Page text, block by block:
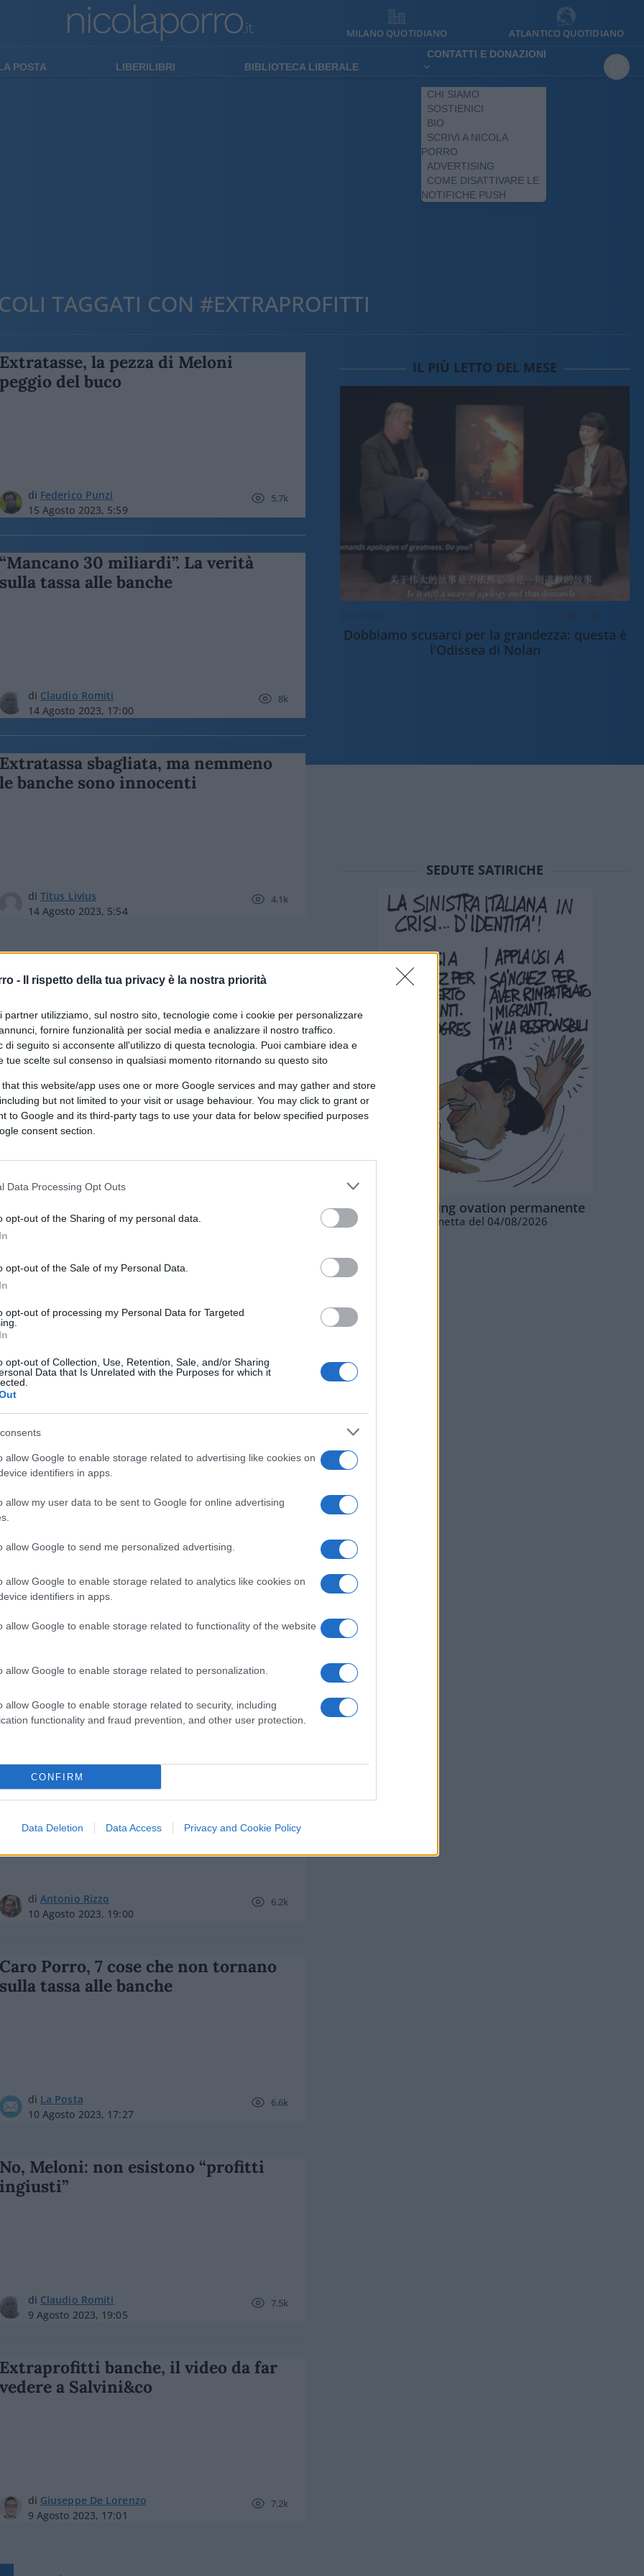
- Il rispetto della tua privacy è la nostra priorità
partner utilizziamo, sul nostro sito, tecnologie come i cookie per personalizzare
fornire funzionalità per social media e analizzare il nostro traffico.
di seguito si acconsente all'utilizzo di questa tecnologia. Puoi cambiare idea e
tue scelte sul consenso in qualsiasi momento ritornando su questo sito
that this website/app uses one or more Google services and may gather and store
but not limited to your visit or usage behaviour. You may click to grant or
to Google and its third-party tags to use your data for below specified purposes
consent section.
Data Processing Opt Outs
opt-out of the Sharing of my personal data.
opt-out of the Sale of my Personal Data.
opt-out of processing my Personal Data for Targeted
opt-out of Collection, Use, Retention, Sale, and/or Sharing
Data that Is Unrelated with the Purposes for which it
allow Google to enable storage related to advertising like cookies on
identifiers in apps.
allow my user data to be sent to Google for online advertising
allow Google to send me personalized advertising.
allow Google to enable storage related to analytics like cookies on
identifiers in apps.
allow Google to enable storage related to functionality of the website
allow Google to enable storage related to personalization.
allow Google to enable storage related to security, including
functionality and fraud prevention, and other user protection.
CONFIRM
Data Deletion Data Access Privacy and Cookie Policy
MILANO QUOTIDIANO ATLANTICO QUOTIDIANO
POSTA LIBERILIBRI BIBLIOTECA LIBERALE
CONTATTI E DONAZIONI
CHI SIAMO
SOSTIENICI
BIO
SCRIVI A NICOLA
PORRO
ADVERTISING
COME DISATTIVARE LE
NOTIFICHE PUSH
TAGGATI CON #EXTRAPROFITTI
Extratasse, la pezza di Meloni
peggio del buco
di Federico Punzi
15 Agosto 2023, 5:59
5.7k
“Mancano 30 miliardi”. La verità
sulla tassa alle banche
di Claudio Romiti
14 Agosto 2023, 17:00
8k
Extratassa sbagliata, ma nemmeno
le banche sono innocenti
di Titus Livius
14 Agosto 2023, 5:54
4.1k
non pagare la tassa
di Luigi Bisignani
13 Agosto 2023, 14:00
5.1k
il vaso di Pandora è
ora tremano tutte le aziende
12 Agosto 2023, 15:07
retroattive: sicuri di voler
allo Stato questo
potere?
diRocco Todero
12 Agosto 2023, 5:57
5.1k
E la destra la asseconda
di
Federico Punzi
11 Agosto 2023, 6:01
5.6k
aerei, banche: qual è il vero
per l’Italia
di Antonio Rizzo
10 Agosto 2023, 19:00
6.2k
Caro Porro, 7 cose che non tornano
sulla tassa alle banche
di La Posta
10 Agosto 2023, 17:27
6.6k
No, Meloni: non esistono “profitti
ingiusti”
di Claudio Romiti
9 Agosto 2023, 19:05
7.5k
Extraprofitti banche, il video da far
vedere a Salvini&co
di Giuseppe De Lorenzo
9 Agosto 2023, 17:01
7.2k
IL PIÙ LETTO DEL MESE
3.3k
Dobbiamo scusarci per la grandezza: questa è
l'Odissea di Nolan
SEDUTE SATIRICHE
La standing ovation permanente
Vignetta del 04/08/2026